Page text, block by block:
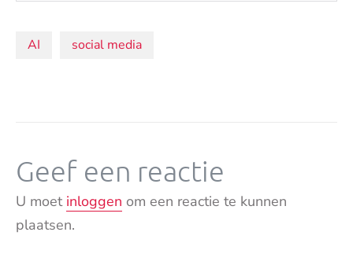
Onderwerpen:
AI social media
Geef een reactie
U moet inloggen om een reactie te kunnen
plaatsen.